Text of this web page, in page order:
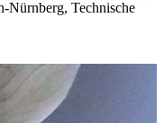
Nürnberg, Technische